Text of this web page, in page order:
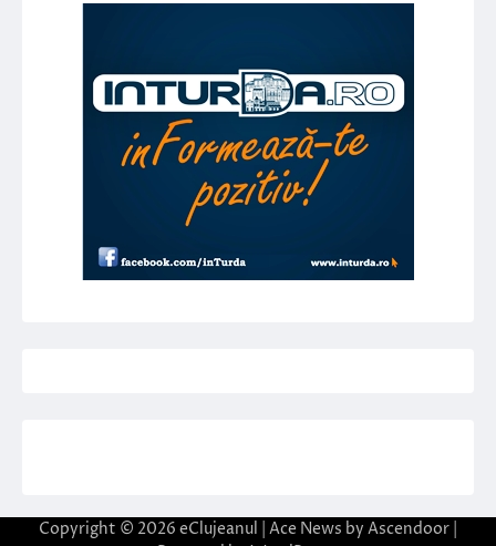
Copyright © 2026 eClujeanul | Ace News by Ascendoor